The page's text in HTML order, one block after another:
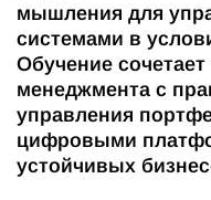
мышления для
системами в
Обучение
менеджмента с
управления
цифровыми
устойчивых